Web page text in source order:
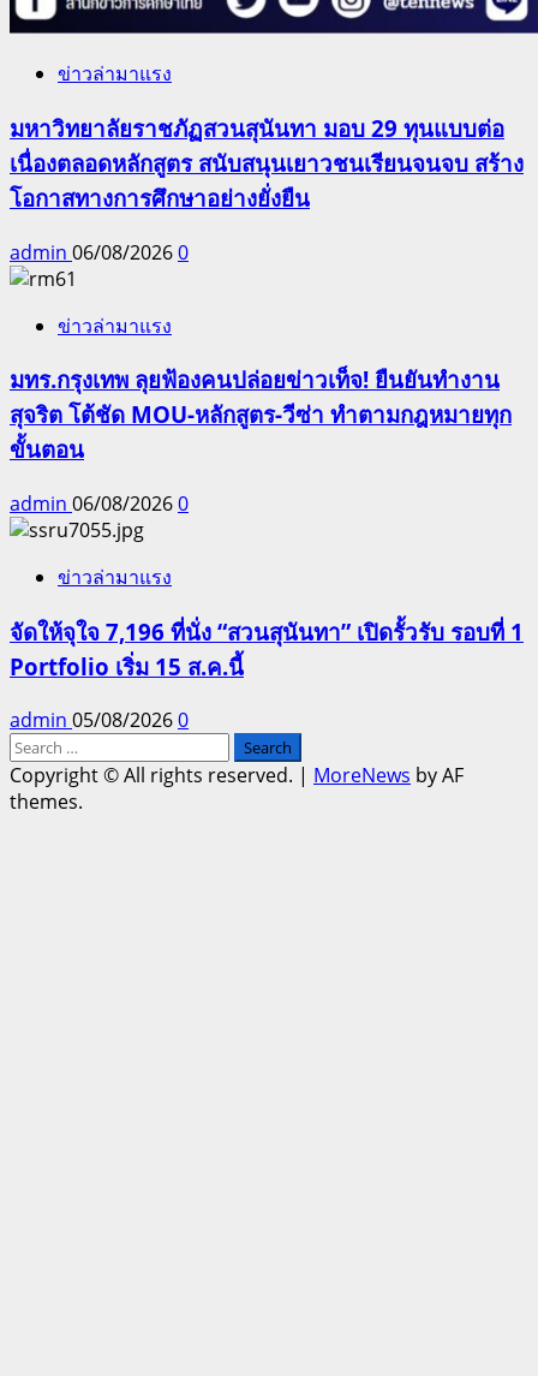
ข่าวล่ามาแรง
มหาวิทยาลัยราชภัฏสวนสุนันทา มอบ 29 ทุนแบบต่อ
เนื่องตลอดหลักสูตร สนับสนุนเยาวชนเรียนจนจบ สร้าง
โอกาสทางการศึกษาอย่างยั่งยืน
admin 06/08/20260
ข่าวล่ามาแรง
มทร.กรุงเทพ ลุยฟ้องคนปล่อยข่าวเท็จ! ยืนยันทำงาน
สุจริต โต้ชัด MOU-หลักสูตร-วีซ่า ทำตามกฎหมายทุก
ขั้นตอน
admin 06/08/20260
ข่าวล่ามาแรง
จัดให้จุใจ 7,196 ที่นั่ง “สวนสุนันทา” เปิดรั้วรับ รอบที่ 1
Portfolio เริ่ม 15 ส.ค.นี้
admin 05/08/20260
Search
for:
Copyright © All rights reserved. | MoreNews by AF
themes.